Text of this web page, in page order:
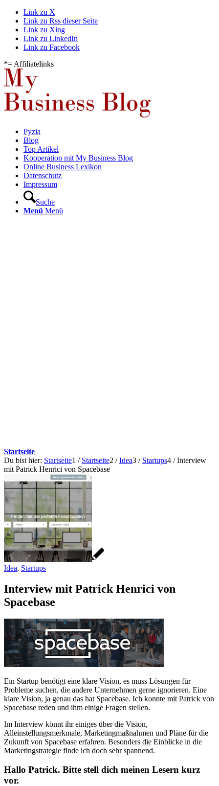
Link zu X
Link zu Rss dieser Seite
Link zu Xing
Link zu LinkedIn
Link zu Facebook
*= Affiliatelinks
Pyzia
Blog
Top Artikel
Kooperation mit My Business Blog
Online Business Lexikon
Datenschutz
Impressum
Suche
Menü Menü
Startseite
Du bist hier: Startseite1 / Startseite2 / Idea3 / Startups4 / Interview
mit Patrick Henrici von Spacebase
Idea, Startups
Interview mit Patrick Henrici von
Spacebase
Ein Startup benötigt eine klare Vision, es muss Lösungen für
Probleme suchen, die andere Unternehmen gerne ignorieren. Eine
klare Vision, ja genau das hat Spacebase. Ich konnte mit Patrick von
Spacebase reden und ihm einige Fragen stellen.
Im Interview könnt ihr einiges über die Vision,
Alleinstellungsmerkmale, Marketingmaßnahmen und Pläne für die
Zukunft von Spacebase erfahren. Besonders die Einblicke in die
Marketingstrategie finde ich doch sehr spannend.
Hallo Patrick. Bitte stell dich meinen Lesern kurz
vor.